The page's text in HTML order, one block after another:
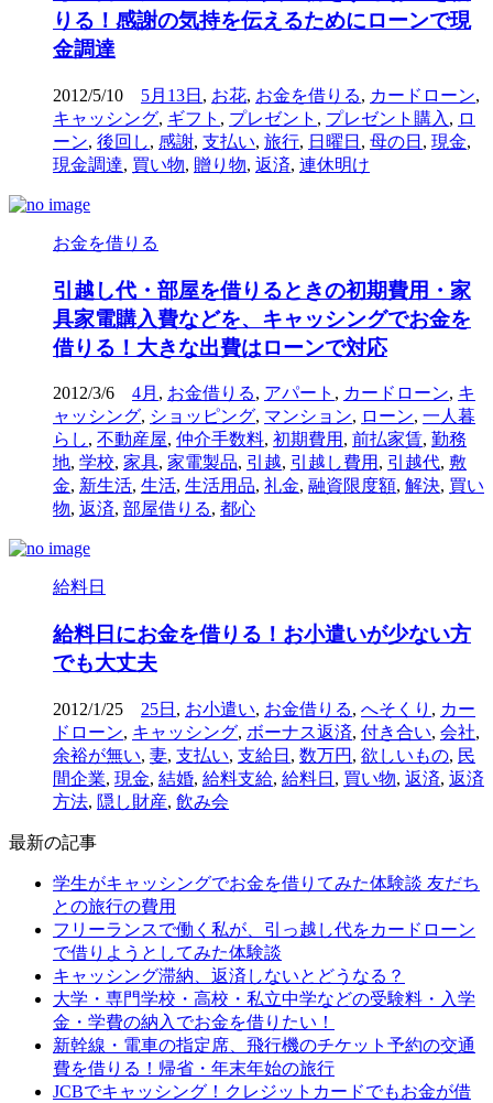
りる！感謝の気持を伝えるためにローンで現
金調達
2012/5/10 5月13日 , お花, お金を借りる, カードローン,
キャッシング, ギフト , プレゼント , プレゼント購入 , ロ
ーン, 後回し, 感謝, 支払い, 旅行, 日曜日 , 母の日 , 現金,
現金調達, 買い物, 贈り物, 返済, 連休明け
お金を借りる
引越し代・部屋を借りるときの初期費用・家
具家電購入費などを、キャッシングでお金を
借りる！大きな出費はローンで対応
2012/3/6 4月 , お金借りる, アパート , カードローン, キ
ャッシング, ショッピング, マンション, ローン, 一人暮
らし, 不動産屋, 仲介手数料, 初期費用 , 前払家賃, 勤務
地, 学校, 家具, 家電製品, 引越, 引越し費用 , 引越代, 敷
金, 新生活, 生活, 生活用品, 礼金, 融資限度額, 解決, 買い
物, 返済, 部屋借りる, 都心
給料日
給料日にお金を借りる！お小遣いが少ない方
でも大丈夫
2012/1/25 25日 , お小遣い, お金借りる, へそくり , カー
ドローン, キャッシング, ボーナス返済, 付き合い, 会社,
余裕が無い, 妻, 支払い, 支給日 , 数万円 , 欲しいもの, 民
間企業, 現金, 結婚, 給料支給, 給料日 , 買い物, 返済, 返済
方法, 隠し財産, 飲み会
最新の記事
学生がキャッシングでお金を借りてみた体験談 友だち
との旅行の費用
フリーランスで働く私が、引っ越し代をカードローン
で借りようとしてみた体験談
キャッシング滞納、返済しないとどうなる？
大学・専門学校・高校・私立中学などの受験料・入学
金・学費の納入でお金を借りたい！
新幹線・電車の指定席、飛行機のチケット予約の交通
費を借りる！帰省・年末年始の旅行
JCBでキャッシング！クレジットカードでもお金が借